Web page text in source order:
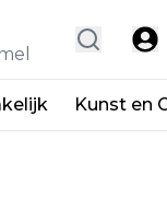
Kunst en